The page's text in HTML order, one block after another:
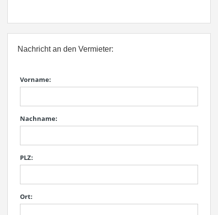
Nachricht an den Vermieter:
Vorname:
Nachname:
PLZ:
Ort: